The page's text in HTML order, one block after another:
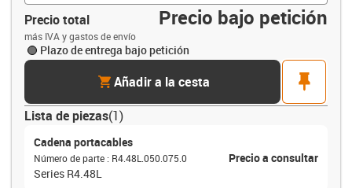
Precio total Precio bajo petición
más IVA y gastos de envío
Plazo de entrega bajo petición
cartAñadir a la cesta
pin
Lista de piezas(1)
Cadena portacables
Número de parte : R4.48L.050.075.0
Precio a consultar
Series R4.48L